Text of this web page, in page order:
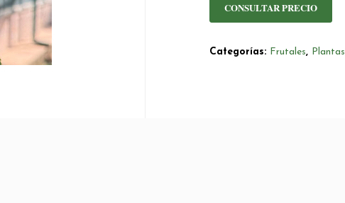
CONSULTAR PRECIO
Categorías: Frutales, Plantas